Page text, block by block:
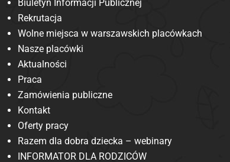
Biuletyn Informacji Publicznej
Rekrutacja
Wolne miejsca w warszawskich placówkach
Nasze placówki
Aktualności
Praca
Zamówienia publiczne
Kontakt
Oferty pracy
Razem dla dobra dziecka – webinary
INFORMATOR DLA RODZICÓW